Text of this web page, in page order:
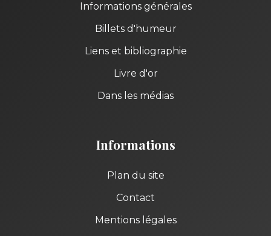
Informations générales
Billets d'humeur
Liens et bibliographie
Livre d'or
Dans les médias
Informations
Plan du site
Contact
Mentions légales